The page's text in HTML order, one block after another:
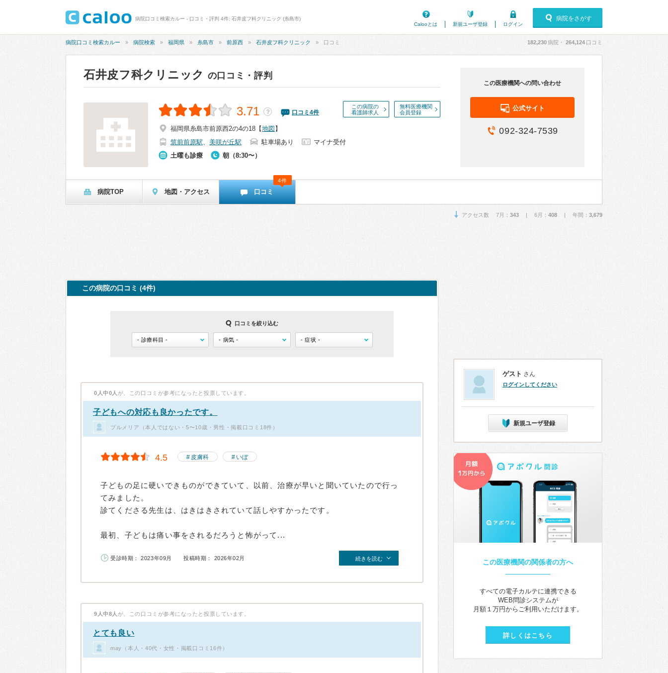
病院口コミ検索カルー - 口コミ・評判 4件: 石井皮フ科クリニック (糸島市)
Calooとは
新規ユーザ登録 ログイン
病院をさがす
病院口コミ検索カルー 病院検索 福岡県 糸島市 前原西 石井皮フ科クリニック 口コミ 182,230病院・ 264,124 口コミ
石井皮フ科クリニック の口コミ・評判
この病院の
看護師求人
無料医療機関
会員登録
3.71 ？ 口コミ 4件
福岡県糸島市前原西2の4の18 【地図 】
筑前前原駅、 美咲が丘駅 駐車場あり
マイナ受付
土曜も診療
朝（8:30〜）
この医療機関への問い合わせ
公式サイト
092-324-7539
病院TOP 地図・アクセス 口コミ
4件
アクセス数 7月： 343 | 6月： 408 | 年間： 3,679
この病院の口コミ (4件)
口コミを絞り込む
0人中0人 が、この口コミが参考になったと投票しています。
子どもへの対応も良かったです。
プルメリア（本人ではない・5〜10歳・男性・掲載口コミ18件）
4.5 皮膚科 いぼ
子どもの足に硬いできものができていて、以前、治療が早いと聞いていたので行っ
てみました。
診てくださる先生は、はきはきされていて話しやすかったです。
最初、子どもは痛い事をされるだろうと怖がって...
受診時期： 2023年09月 投稿時期： 2026年02月 続きを読む
9人中8人 が、この口コミが参考になったと投票しています。
とても良い
may（本人・40代・女性・掲載口コミ16件）
ゲスト さん
ログインしてください
新規ユーザ登録
この医療機関の関係者の方へ
すべての電子カルテに連携できる
WEB問診システムが
月額１万円からご利用いただけます。
詳しくはこちら